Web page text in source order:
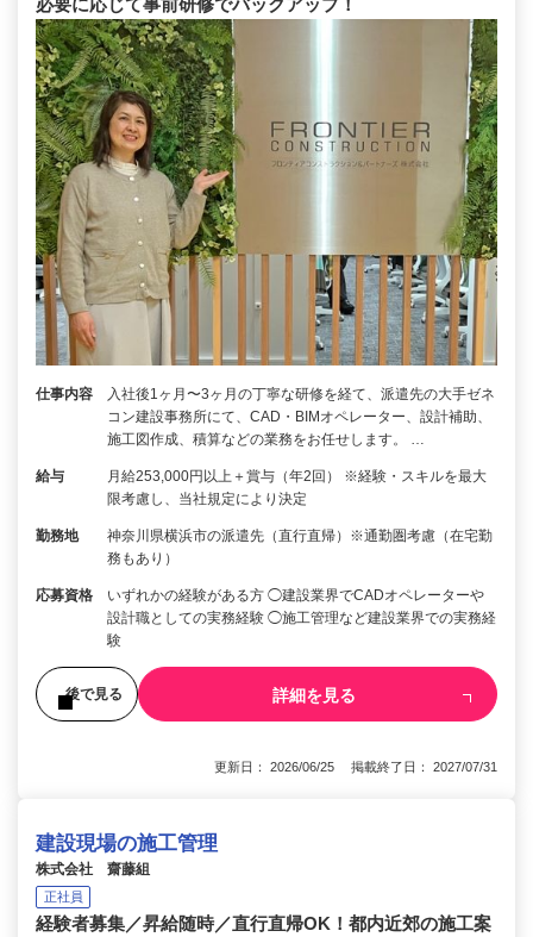
仕事内容
入社後1ヶ月〜3ヶ月の丁寧な研修を経て、派遣先の大手ゼネ
コン建設事務所にて、CAD・BIMオペレーター、設計補助、
施工図作成、積算などの業務をお任せします。 …
給与
月給253,000円以上＋賞与（年2回） ※経験・スキルを最大
限考慮し、当社規定により決定
勤務地
神奈川県横浜市の派遣先（直行直帰）※通勤圏考慮（在宅勤
務もあり）
応募資格
いずれかの経験がある方 ◯建設業界でCADオペレーターや
設計職としての実務経験 ◯施工管理など建設業界での実務経
験
後で見る 詳細を見る
更新日： 2026/06/25 掲載終了日： 2027/07/31
建設現場の施工管理
株式会社 齋藤組
正社員
経験者募集／昇給随時／直行直帰OK！都内近郊の施工案